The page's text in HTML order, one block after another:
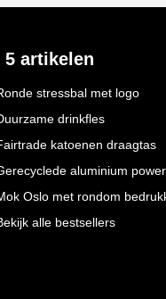
5 artikelen
stressbal met logo
drinkfles
katoenen draagtas
aluminium
Oslo met rondom
alle bestsellers